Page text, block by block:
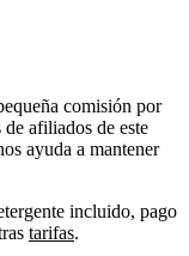
comisión por
de afiliados de este
ayuda a mantener
incluido, pago
tarifas.